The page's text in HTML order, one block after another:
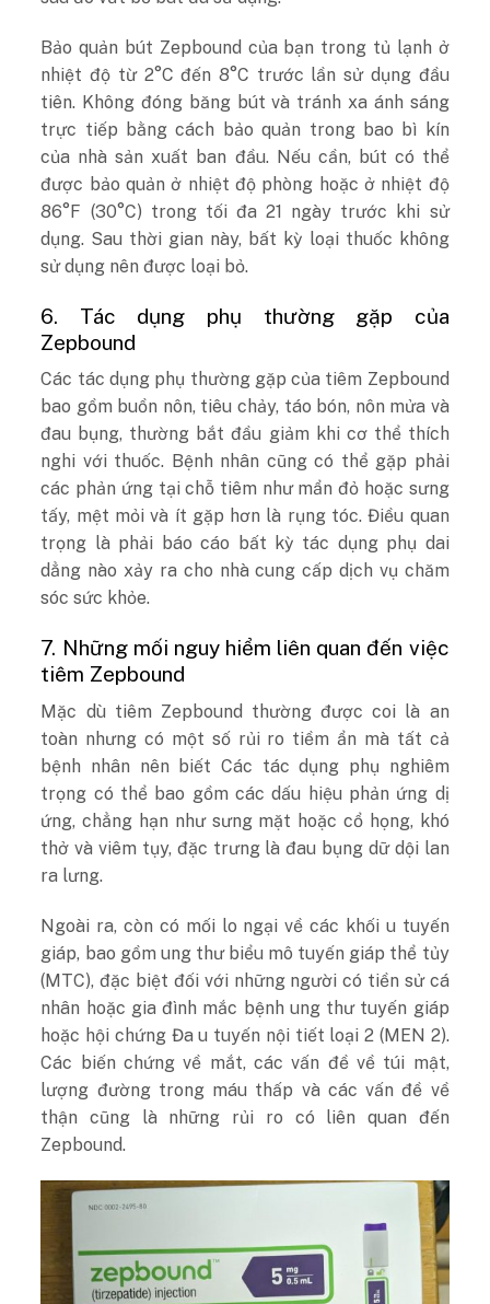
Bảo quản bút Zepbound của bạn trong tủ lạnh ở
nhiệt độ từ 2°C đến 8°C trước lần sử dụng đầu
tiên. Không đóng băng bút và tránh xa ánh sáng
trực tiếp bằng cách bảo quản trong bao bì kín
của nhà sản xuất ban đầu. Nếu cần, bút có thể
được bảo quản ở nhiệt độ phòng hoặc ở nhiệt độ
86°F (30°C) trong tối đa 21 ngày trước khi sử
dụng. Sau thời gian này, bất kỳ loại thuốc không
sử dụng nên được loại bỏ.
6. Tác dụng phụ thường gặp của
Zepbound
Các tác dụng phụ thường gặp của tiêm Zepbound
bao gồm buồn nôn, tiêu chảy, táo bón, nôn mửa và
đau bụng, thường bắt đầu giảm khi cơ thể thích
nghi với thuốc. Bệnh nhân cũng có thể gặp phải
các phản ứng tại chỗ tiêm như mẩn đỏ hoặc sưng
tấy, mệt mỏi và ít gặp hơn là rụng tóc. Điều quan
trọng là phải báo cáo bất kỳ tác dụng phụ dai
dẳng nào xảy ra cho nhà cung cấp dịch vụ chăm
sóc sức khỏe.
7. Những mối nguy hiểm liên quan đến việc
tiêm Zepbound
Mặc dù tiêm Zepbound thường được coi là an
toàn nhưng có một số rủi ro tiềm ẩn mà tất cả
bệnh nhân nên biết Các tác dụng phụ nghiêm
trọng có thể bao gồm các dấu hiệu phản ứng dị
ứng, chẳng hạn như sưng mặt hoặc cổ họng, khó
thở và viêm tụy, đặc trưng là đau bụng dữ dội lan
ra lưng.
Ngoài ra, còn có mối lo ngại về các khối u tuyến
giáp, bao gồm ung thư biểu mô tuyến giáp thể tủy
(MTC), đặc biệt đối với những người có tiền sử cá
nhân hoặc gia đình mắc bệnh ung thư tuyến giáp
hoặc hội chứng Đa u tuyến nội tiết loại 2 (MEN 2).
Các biến chứng về mắt, các vấn đề về túi mật,
lượng đường trong máu thấp và các vấn đề về
thận cũng là những rủi ro có liên quan đến
Zepbound.